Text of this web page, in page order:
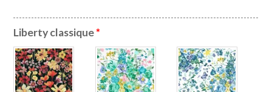
Liberty classique*